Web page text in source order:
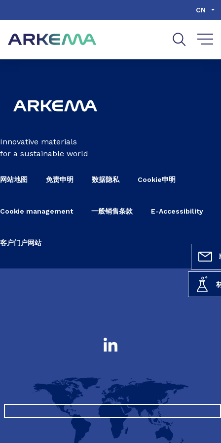
CN
Innovative materials
for a sustainable world
网站地图 免责申明 数据隐私 Cookie申明
Cookie management 一般销售条款 E-Accessibility
客户门户网站